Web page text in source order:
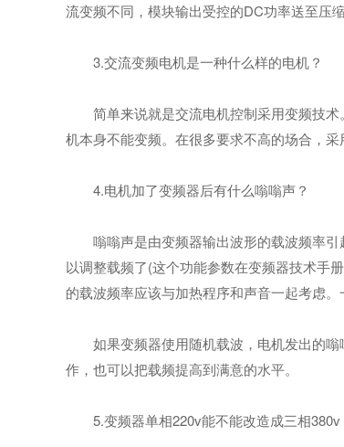
流变频不同，模块输出受控的DC功率送至压
3.交流变频电机是一种什么样的电机？
简单来说就是交流电机控制采用变频技术
机本身不能变频。在很多要求不高的场合，
4.电机加了变频器后有什么嗡嗡声？
嗡嗡声是由变频器输出波形的载波频率引
以调整载频了(这个功能参数在变频器技术手
的载波频率应该与加热程序和声音一起考虑
如果变频器使用随机载波，电机发出的嗡
作，也可以把载频提高到满意的水平。
5.变频器单相220v能不能改造成三相380v